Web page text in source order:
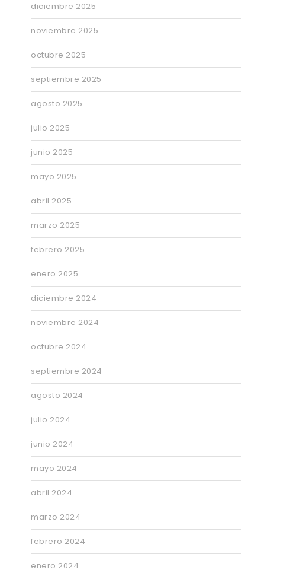
diciembre 2025
noviembre 2025
octubre 2025
septiembre 2025
agosto 2025
julio 2025
junio 2025
mayo 2025
abril 2025
marzo 2025
febrero 2025
enero 2025
diciembre 2024
noviembre 2024
octubre 2024
septiembre 2024
agosto 2024
julio 2024
junio 2024
mayo 2024
abril 2024
marzo 2024
febrero 2024
enero 2024